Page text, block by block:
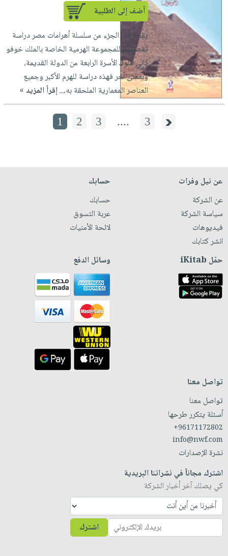
أضف إلى الطلبية
يقدم هذا الجزء من سلسلة أهرامات مصر دراسة
تفصيلية للمجموعة الهرمية الخاصة بالملك خوفو
ثاني ملوك الأسرة الرابعة من الدولة القديمة،
وبمعنى آخر فهذه دراسة للهرم الأكبر وجميع
العناصر المعمارية الملحقة به،...إقرأ المزيد »
1 2 3 .... 3
عن نيل وفرات
عن الشركة
سياسة الشركة
فيديوهات
انشر كتابك
حسابك
حسابك
عربة التسوق
لائحة الأمنيات
حمّل iKitab وسائل الدفع
تواصل معنا
تواصل معنا
أسئلة يتكرر طرحها
+96171172802
info@nwf.com
نشرة الإصدارات
اشترك مجاناً في نشراتنا البريدية
كي يصلك آخر أخبار الشركة
اشترك